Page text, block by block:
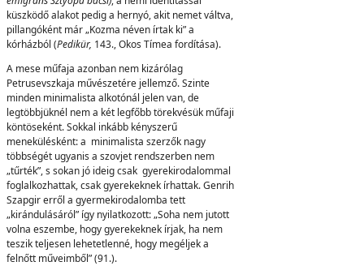
küszködő alakot pedig a hernyó, akit nemet váltva,
pillangóként már „Kozma néven írtak ki” a
kórházból (Pedikür, 143., Okos Tímea fordítása).
A mese műfaja azonban nem kizárólag
Petrusevszkaja művészetére jellemző. Szinte
minden minimalista alkotónál jelen van, de
legtöbbjüknél nem a két legfőbb törekvésük műfaji
köntöseként. Sokkal inkább kényszerű
menekülésként: a minimalista szerzők nagy
többségét ugyanis a szovjet rendszerben nem
„tűrték”, s sokan jó ideig csak gyerekirodalommal
foglalkozhattak, csak gyerekeknek írhattak. Genrih
Szapgir erről a gyermekirodalomba tett
„kirándulásáról” így nyilatkozott: „Soha nem jutott
volna eszembe, hogy gyerekeknek írjak, ha nem
teszik teljesen lehetetlenné, hogy megéljek a
felnőtt műveimből” (91.).